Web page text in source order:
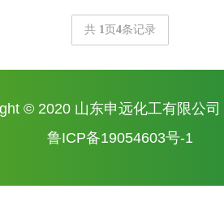
共 1 页 4条记录
© 2020 山东申远化工有限公
鲁ICP备19054603号-1